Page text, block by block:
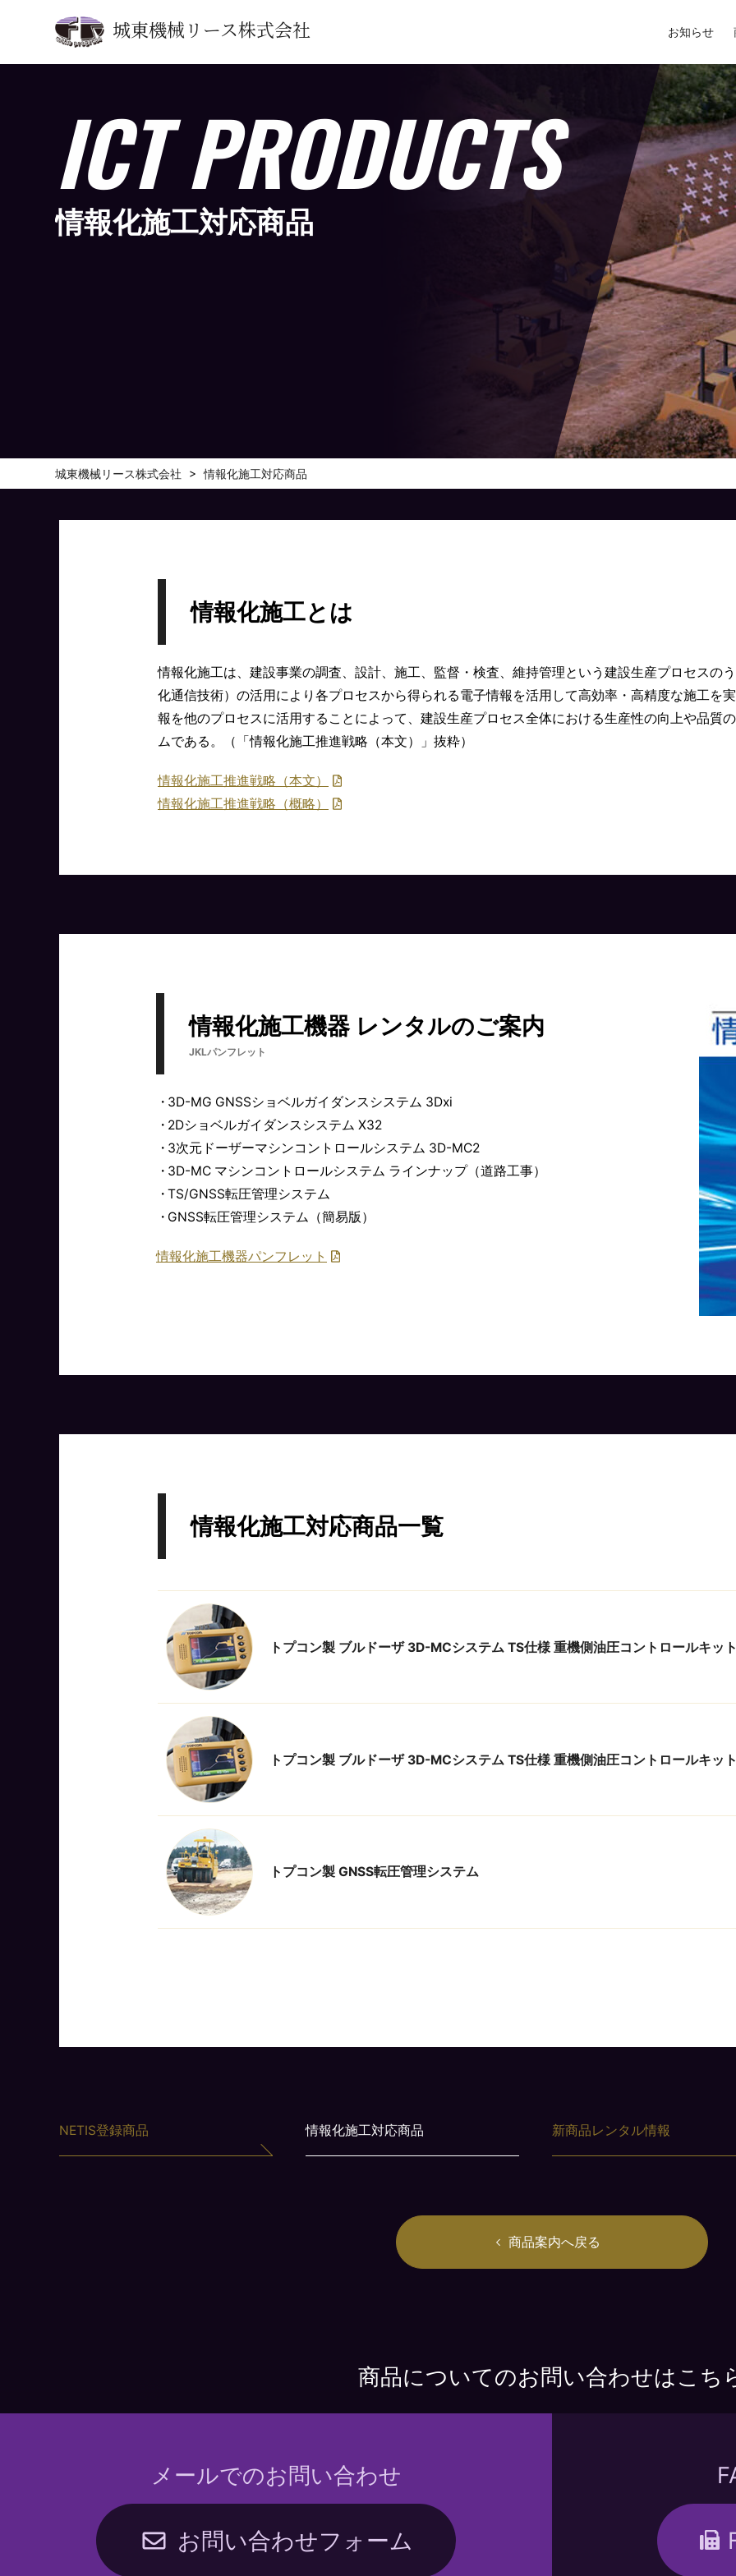
城東機械リース株式会社 お知らせ
ICT PRODUCTS
情報化施工対応商品
城東機械リース株式会社 > 情報化施工対応商品
情報化施工とは
情報化施工は、建設事業の調査、設計、施工、監督・検査、維持管理という建設生産プロセスの
化通信技術）の活用により各プロセスから得られる電子情報を活用して高効率・高精度な施工を
報を他のプロセスに活用することによって、建設生産プロセス全体における生産性の向上や品質
ムである。（「情報化施工推進戦略（本文）」抜粋）
情報化施工推進戦略（本文）
情報化施工推進戦略（概略）
情報化施工機器 レンタルのご案内
JKLパンフレット
3D-MG GNSSショベルガイダンスシステム 3Dxi
2Dショベルガイダンスシステム X32
3次元ドーザーマシンコントロールシステム 3D-MC2
3D-MC マシンコントロールシステム ラインナップ（道路工事）
TS/GNSS転圧管理システム
GNSS転圧管理システム（簡易版）
情報化施工機器パンフレット
情報化施工対応商品一覧
トプコン製 ブルドーザ 3D-MCシステム TS仕様 重機側油圧コントロールキッ
トプコン製 ブルドーザ 3D-MCシステム TS仕様 重機側油圧コントロールキッ
トプコン製 GNSS転圧管理システム
NETIS登録商品 情報化施工対応商品 新商品レンタル情報
商品案内へ戻る
商品についてのお問い合わせはこち
メールでのお問い合わせ
お問い合わせフォーム